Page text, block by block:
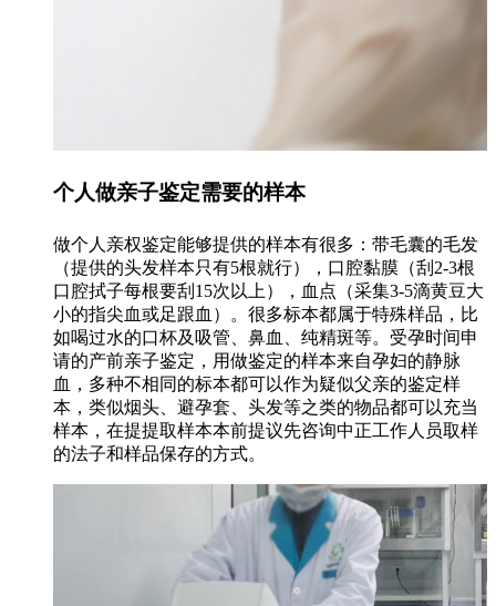
个人做亲子鉴定需要的样本
做个人亲权鉴定能够提供的样本有很多：带毛囊的毛发
（提供的头发样本只有5根就行），口腔黏膜（刮2-3根
口腔拭子每根要刮15次以上），血点（采集3-5滴黄豆大
小的指尖血或足跟血）。很多标本都属于特殊样品，比
如喝过水的口杯及吸管、鼻血、纯精斑等。受孕时间申
请的产前亲子鉴定，用做鉴定的样本来自孕妇的静脉
血，多种不相同的标本都可以作为疑似父亲的鉴定样
本，类似烟头、避孕套、头发等之类的物品都可以充当
样本，在提提取样本本前提议先咨询中正工作人员取样
的法子和样品保存的方式。